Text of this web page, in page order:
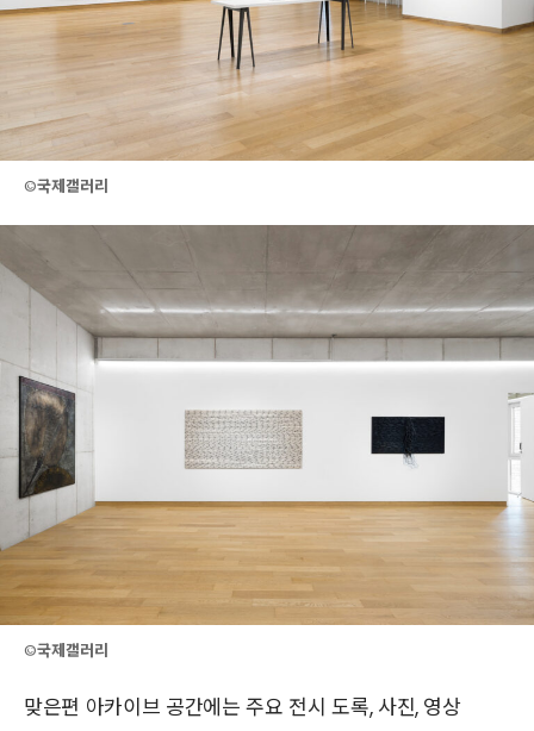
©국제갤러리
©국제갤러리
맞은편 아카이브 공간에는 주요 전시 도록, 사진, 영상